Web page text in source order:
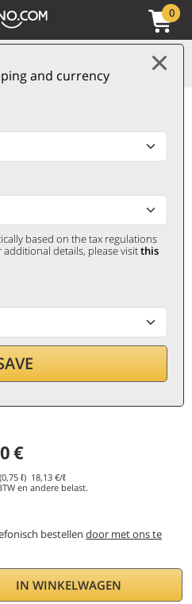
and currency
based on the tax regulations
details, please visitthis
0
€
ℓ) 18,13 €/ℓ
en andere belast.
bestellen door met ons te
IN WINKELWAGEN